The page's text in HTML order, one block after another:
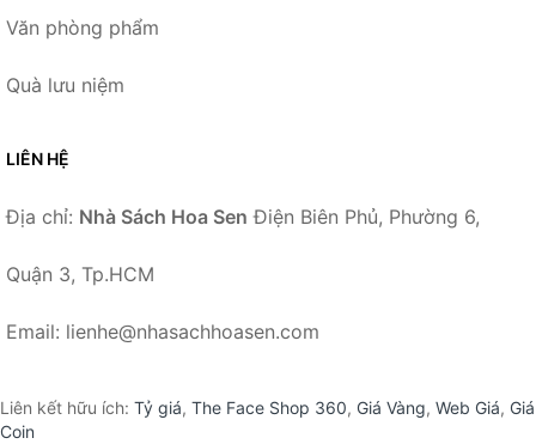
Văn phòng phẩm
Quà lưu niệm
LIÊN HỆ
Địa chỉ: Nhà Sách Hoa Sen Điện Biên Phủ, Phường 6,
Quận 3, Tp.HCM
Email: lienhe@nhasachhoasen.com
Liên kết hữu ích: Tỷ giá, The Face Shop 360, Giá Vàng, Web Giá, Giá
Coin